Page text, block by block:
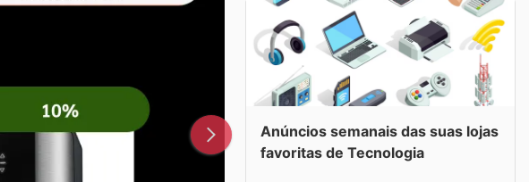
Anúncios semanais das suas lojas
favoritas de Tecnologia